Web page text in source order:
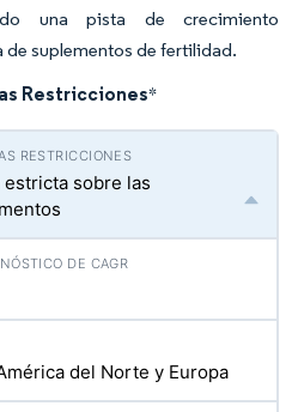
una pista de crecimiento
suplementos de fertilidad.
Restricciones*
sobre las
del Norte y Europa